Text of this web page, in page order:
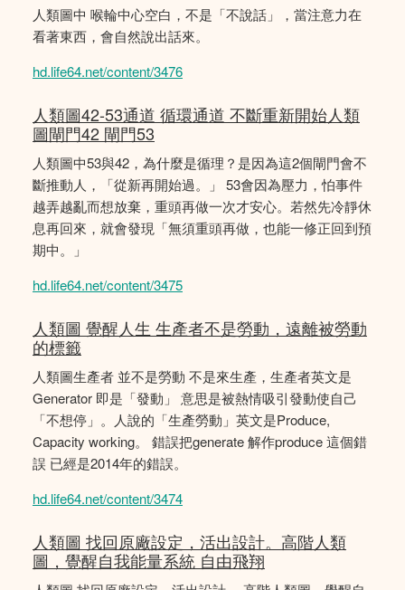
人類圖中 喉輪中心空白，不是「不說話」，當注意力在
看著東西，會自然說出話來。
hd.life64.net/content/3476
人類圖42-53通道 循環通道 不斷重新開始人類
圖閘門42 閘門53
人類圖中53與42，為什麼是循理？是因為這2個閘門會不
斷推動人，「從新再開始過。」 53會因為壓力，怕事件
越弄越亂而想放棄，重頭再做一次才安心。若然先冷靜休
息再回來，就會發現「無須重頭再做，也能一修正回到預
期中。」
hd.life64.net/content/3475
人類圖 覺醒人生 生產者不是勞動，遠離被勞動
的標籤
人類圖生產者 並不是勞動 不是來生產，生產者英文是
Generator 即是「發動」 意思是被熱情吸引發動使自己
「不想停」。人說的「生產勞動」英文是Produce,
Capacity working。 錯誤把generate 解作produce 這個錯
誤 已經是2014年的錯誤。
hd.life64.net/content/3474
人類圖 找回原廠設定，活出設計。高階人類
圖，覺醒自我能量系統 自由飛翔